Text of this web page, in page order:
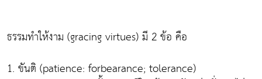
ธรรมทำให้งาม (gracing virtues) มี 2 ข้อ คือ
1. ขันติ (patience: forbearance; tolerance)